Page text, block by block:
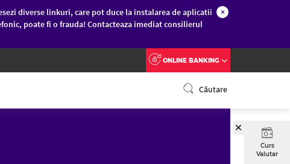
diverse linkuri, care pot duce la instalarea de aplicatii
poate fi o frauda! Contacteaza imediat consilierul
×
ONLINE BANKING
Căutare
Curs
Valutar